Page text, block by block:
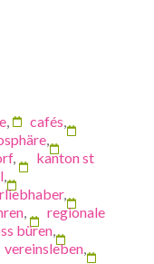
, cafés,
,
,
kanton st
,
,
,
regionale
büren,
vereinsleben,